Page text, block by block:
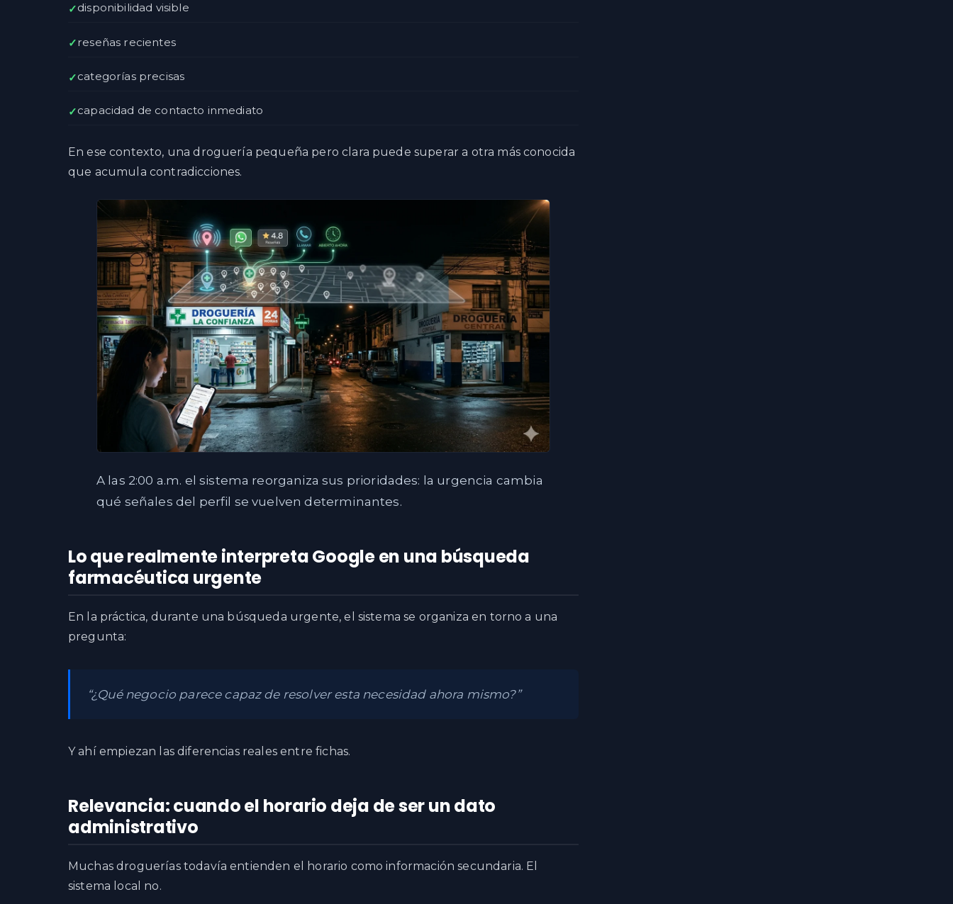
disponibilidad visible
reseñas recientes
categorías precisas
capacidad de contacto inmediato
En ese contexto, una droguería pequeña pero clara puede superar a otra más conocida
que acumula contradicciones.
A las 2:00 a.m. el sistema reorganiza sus prioridades: la urgencia cambia
qué señales del perfil se vuelven determinantes.
Lo que realmente interpreta Google en una búsqueda
farmacéutica urgente
En la práctica, durante una búsqueda urgente, el sistema se organiza en torno a una
pregunta:
“¿Qué negocio parece capaz de resolver esta necesidad ahora mismo?”
Y ahí empiezan las diferencias reales entre fichas.
Relevancia: cuando el horario deja de ser un dato
administrativo
Muchas droguerías todavía entienden el horario como información secundaria. El
sistema local no.